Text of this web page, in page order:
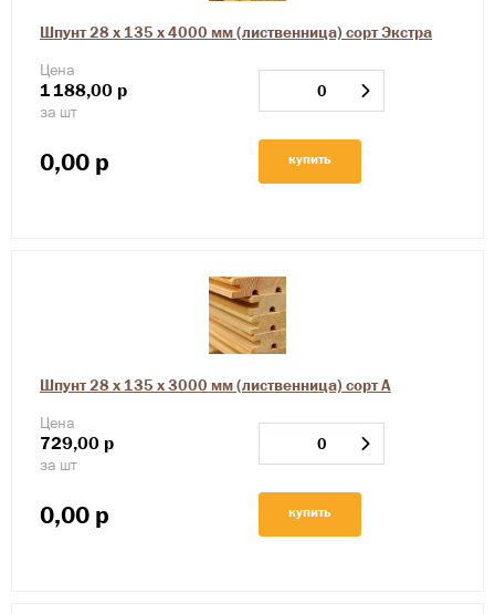
Шпунт 28 х 135 х 4000 мм (лиственница) сорт Экстра
Цена
1188,00 р
за шт
0,00 р купить
Шпунт 28 х 135 х 3000 мм (лиственница) сорт А
Цена
729,00 р
за шт
0,00 р купить